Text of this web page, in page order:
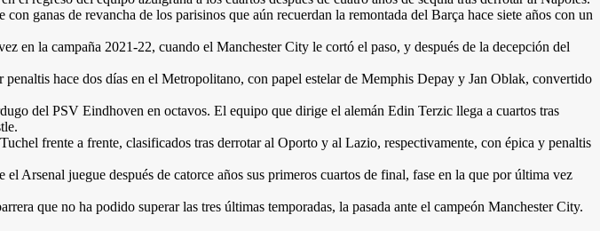
ganas de revancha de los parisinos que aún recuerdan la remontada del Barça hace siete años con un
en la campaña 2021-22, cuando el Manchester City le cortó el paso, y después de la decepción del
hace dos días en el Metropolitano, con papel estelar de Memphis Depay y Jan Oblak, convertido
del PSV Eindhoven en octavos. El equipo que dirige el alemán Edin Terzic llega a cuartos tras
frente a frente, clasificados tras derrotar al Oporto y al Lazio, respectivamente, con épica y penaltis
Arsenal juegue después de catorce años sus primeros cuartos de final, fase en la que por última vez
que no ha podido superar las tres últimas temporadas, la pasada ante el campeón Manchester City.